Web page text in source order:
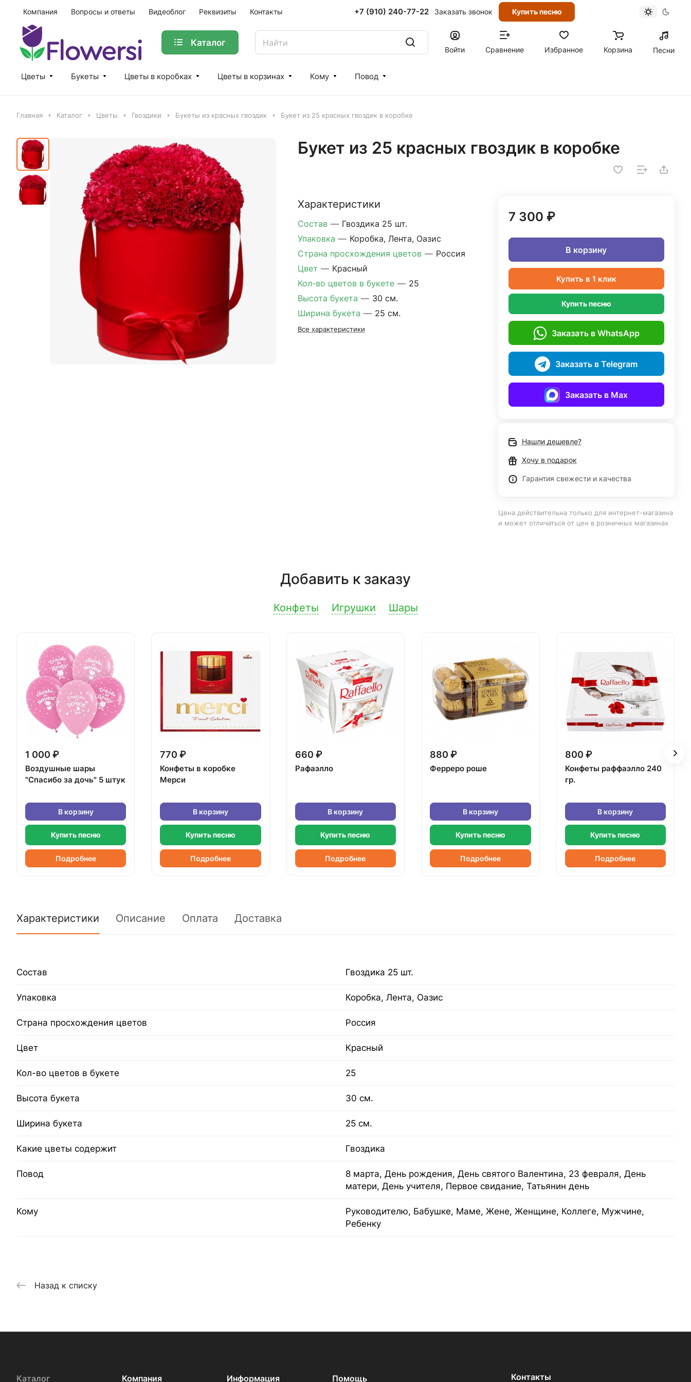
Компания Вопросы и ответы Видеоблог Реквизиты Контакты +7 (910) 240-77-22 Заказать звонок Купить песню
Каталог
Войти Сравнение Избранное Корзина Песни
Цветы Букеты Цветы в коробках Цветы в корзинах Кому Повод
Главная Каталог Цветы Гвоздики Букеты из красных гвоздик Букет из 25 красных гвоздик в коробке
Букет из 25 красных гвоздик в коробке
Характеристики
Состав — Гвоздика 25 шт.
Упаковка — Коробка, Лента, Оазис
Страна просхождения цветов — Россия
Цвет — Красный
Кол-во цветов в букете — 25
Высота букета — 30 см.
Ширина букета — 25 см.
Все характеристики
7 300 ₽
В корзину
Купить в 1 клик
Купить песню
Заказать в WhatsApp
Заказать в Telegram
Заказать в Max
Нашли дешевле?
Хочу в подарок
Гарантия свежести и качества
Цена действительна только для интернет-магазина
и может отличаться от цен в розничных магазинах
Добавить к заказу
Конфеты Игрушки Шары
1 000 ₽
Воздушные шары
"Спасибо за дочь" 5 штук
В корзину
Купить песню
Подробнее
770 ₽
Конфеты в коробке
Мерси
В корзину
Купить песню
Подробнее
660 ₽
Рафаэлло
В корзину
Купить песню
Подробнее
880 ₽
Ферреро роше
В корзину
Купить песню
Подробнее
800 ₽
Конфеты раффаэлло 240
гр.
В корзину
Купить песню
Подробнее
Характеристики Описание Оплата Доставка
Состав Гвоздика 25 шт.
Упаковка Коробка, Лента, Оазис
Страна просхождения цветов Россия
Цвет Красный
Кол-во цветов в букете 25
Высота букета 30 см.
Ширина букета 25 см.
Какие цветы содержит Гвоздика
Повод
8 марта, День рождения, День святого Валентина, 23 февраля, День
матери, День учителя, Первое свидание, Татьянин день
Кому
Руководителю, Бабушке, Маме, Жене, Женщине, Коллеге, Мужчине,
Ребенку
Назад к списку
Каталог Компания Информация Помощь Контакты